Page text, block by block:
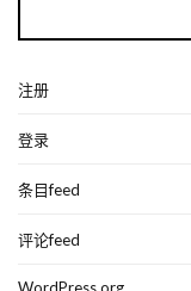
注册
登录
条目feed
评论feed